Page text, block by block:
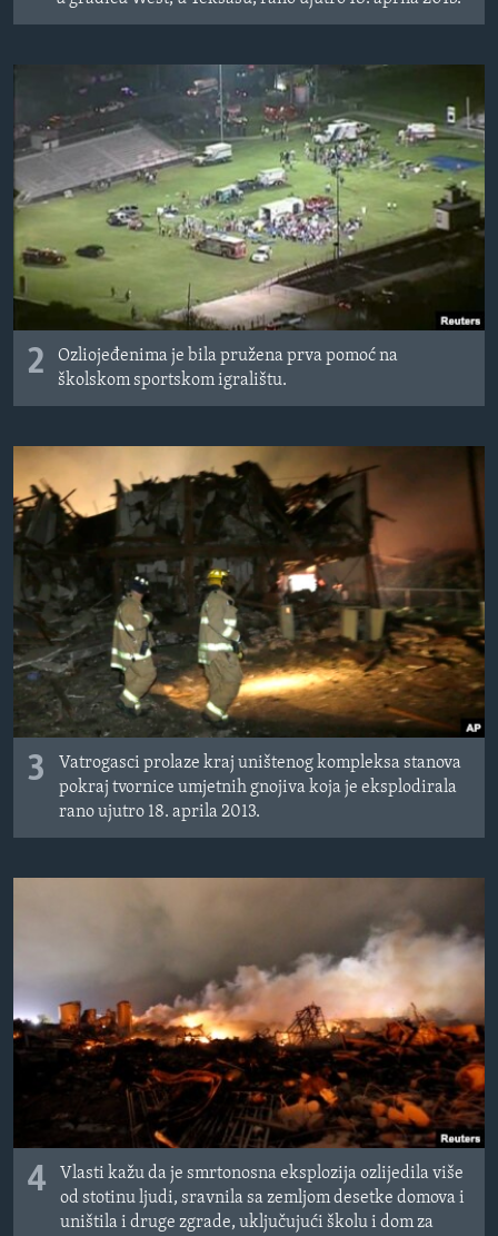
2
Ozliojeđenima je bila pružena prva pomoć na
školskom sportskom igralištu.
3
Vatrogasci prolaze kraj uništenog kompleksa stanova
pokraj tvornice umjetnih gnojiva koja je eksplodirala
rano ujutro 18. aprila 2013.
4
Vlasti kažu da je smrtonosna eksplozija ozlijedila više
od stotinu ljudi, sravnila sa zemljom desetke domova i
uništila i druge zgrade, uključujući školu i dom za